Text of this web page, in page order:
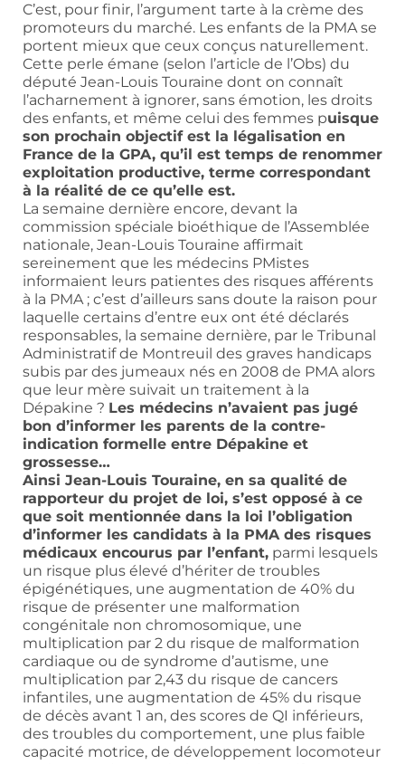
C’est, pour finir, l’argument tarte à la crème des
promoteurs du marché. Les enfants de la PMA se
portent mieux que ceux conçus naturellement.
Cette perle émane (selon l’article de l’Obs) du
député Jean-Louis Touraine dont on connaît
l’acharnement à ignorer, sans émotion, les droits
des enfants, et même celui des femmes puisque
son prochain objectif est la légalisation en
France de la GPA, qu’il est temps de renommer
exploitation productive, terme correspondant
à la réalité de ce qu’elle est.
La semaine dernière encore, devant la
commission spéciale bioéthique de l’Assemblée
nationale, Jean-Louis Touraine affirmait
sereinement que les médecins PMistes
informaient leurs patientes des risques afférents
à la PMA ; c’est d’ailleurs sans doute la raison pour
laquelle certains d’entre eux ont été déclarés
responsables, la semaine dernière, par le Tribunal
Administratif de Montreuil des graves handicaps
subis par des jumeaux nés en 2008 de PMA alors
que leur mère suivait un traitement à la
Dépakine ? Les médecins n’avaient pas jugé
bon d’informer les parents de la contre-
indication formelle entre Dépakine et
grossesse…
Ainsi Jean-Louis Touraine, en sa qualité de
rapporteur du projet de loi, s’est opposé à ce
que soit mentionnée dans la loi l’obligation
d’informer les candidats à la PMA des risques
médicaux encourus par l’enfant, parmi lesquels
un risque plus élevé d’hériter de troubles
épigénétiques, une augmentation de 40% du
risque de présenter une malformation
congénitale non chromosomique, une
multiplication par 2 du risque de malformation
cardiaque ou de syndrome d’autisme, une
multiplication par 2,43 du risque de cancers
infantiles, une augmentation de 45% du risque
de décès avant 1 an, des scores de QI inférieurs,
des troubles du comportement, une plus faible
capacité motrice, de développement locomoteur